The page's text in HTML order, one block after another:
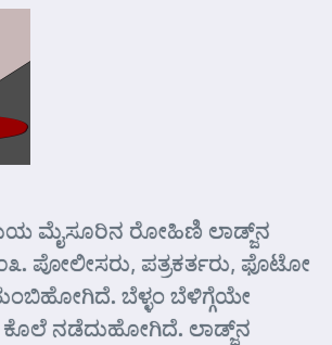
ಮೈಸೂರಿನ ರೋಹಿಣಿ ಲಾಡ್ಜ್‌ನ
ಪೋಲೀಸರು, ಪತ್ರಕರ್ತರು, ಫೊಟೋ
ಬೆಳ್ಳಂ ಬೆಳಿಗ್ಗೆಯೇ
ನಡೆದುಹೋಗಿದೆ. ಲಾಡ್ಜ್‌ನ